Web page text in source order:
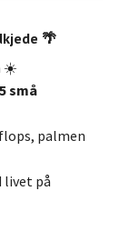
🌴
☀️
5 små
palmen
livet på